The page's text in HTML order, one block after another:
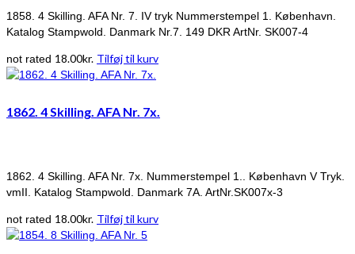
1858. 4 Skilling. AFA Nr. 7. IV tryk Nummerstempel 1. København.
Katalog Stampwold. Danmark Nr.7. 149 DKR ArtNr. SK007-4
not rated 18.00kr. Tilføj til kurv
1862. 4 Skilling. AFA Nr. 7x.
1862. 4 Skilling. AFA Nr. 7x. Nummerstempel 1.. København V Tryk.
vmII. Katalog Stampwold. Danmark 7A. ArtNr.SK007x-3
not rated 18.00kr. Tilføj til kurv